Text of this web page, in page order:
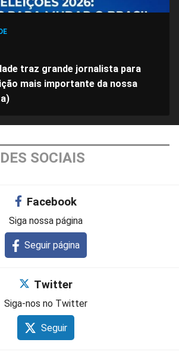
traz grande jornalista para
mais importante da nossa
SOCIAIS
Facebook
Siga nossa página
Seguir página
Twitter
Siga-nos no Twitter
Seguir